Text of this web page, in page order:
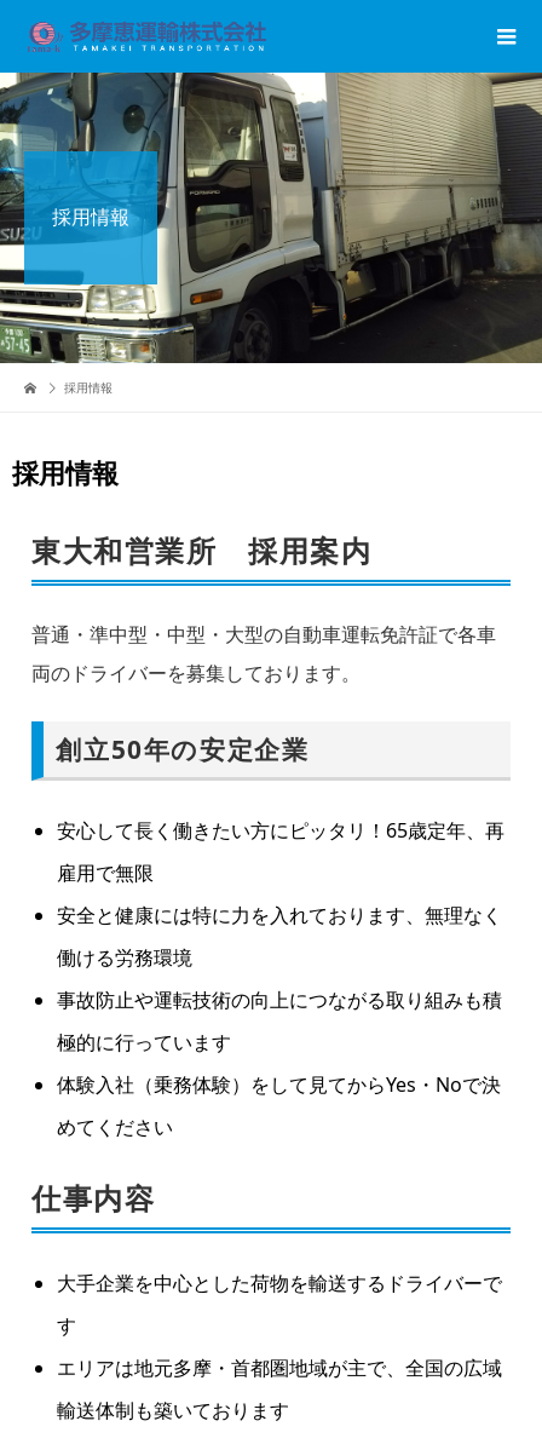
採用情報
採用情報
採用情報
東大和営業所 採用案内
普通・準中型・中型・大型の自動車運転免許証で各車
両のドライバーを募集しております。
創立50年の安定企業
安心して長く働きたい方にピッタリ！65歳定年、再
雇用で無限
安全と健康には特に力を入れております、無理なく
働ける労務環境
事故防止や運転技術の向上につながる取り組みも積
極的に行っています
体験入社（乗務体験）をして見てからYes・Noで決
めてください
仕事内容
大手企業を中心とした荷物を輸送するドライバーで
す
エリアは地元多摩・首都圏地域が主で、全国の広域
輸送体制も築いております